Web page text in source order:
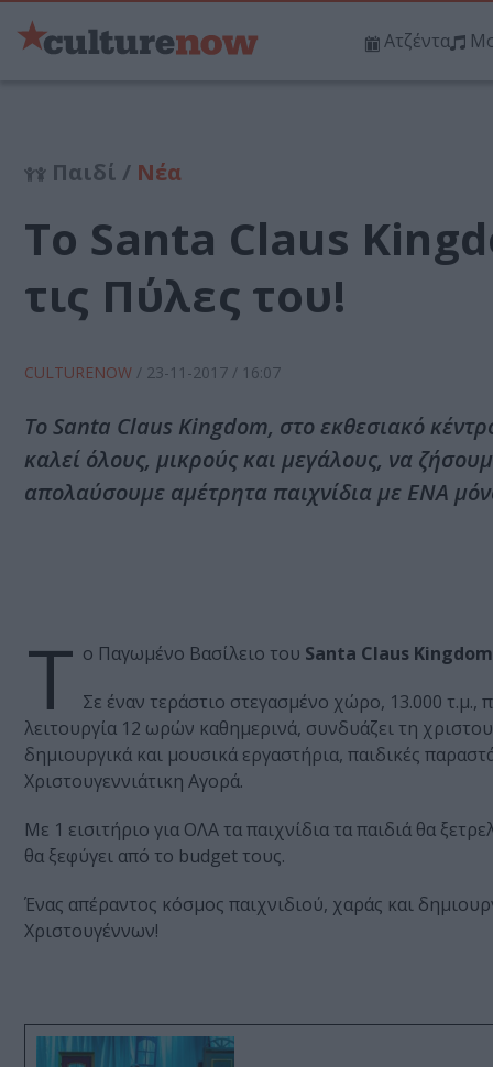
Ατζέντα
Παιδί / Νέα
Το Santa Claus
τις Πύλες του!
CULTURENOW / 23-11-2017 / 16:07
Το Santa Claus Kingdom, στο εκθεσιακό
καλεί όλους, μικρούς και μεγάλους, να
απολαύσουμε αμέτρητα παιχνίδια με ΕΝΑ
Τ ο Παγωμένο Βασίλειο του Santa Claus Kingdom
Σε έναν τεράστιο στεγασμένο χώρο, 13.000 τ.μ.,
λειτουργία 12 ωρών καθημερινά, συνδυάζει τη
δημιουργικά και μουσικά εργαστήρια, παιδικές
Χριστουγεννιάτικη Αγορά.
Με 1 εισιτήριο για ΟΛΑ τα παιχνίδια τα παιδιά θα
θα ξεφύγει από το budget τους.
Ένας απέραντος κόσμος παιχνιδιού, χαράς και
Χριστουγέννων!